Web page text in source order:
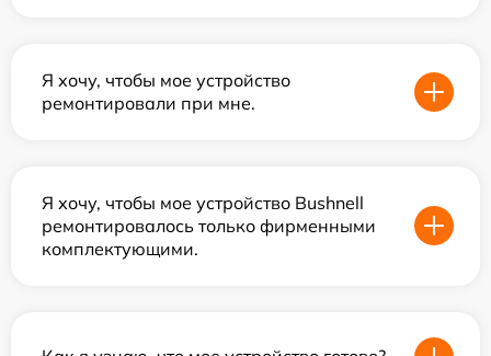
Я хочу, чтобы мое устройство
ремонтировали при мне.
Я хочу, чтобы мое устройство Bushnell
ремонтировалось только фирменными
комплектующими.